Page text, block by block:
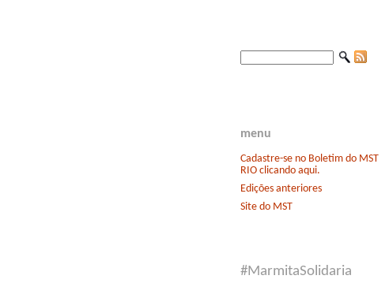
menu
Cadastre-se no Boletim do MST
RIO clicando aqui.
Edições anteriores
Site do MST
#MarmitaSolidaria